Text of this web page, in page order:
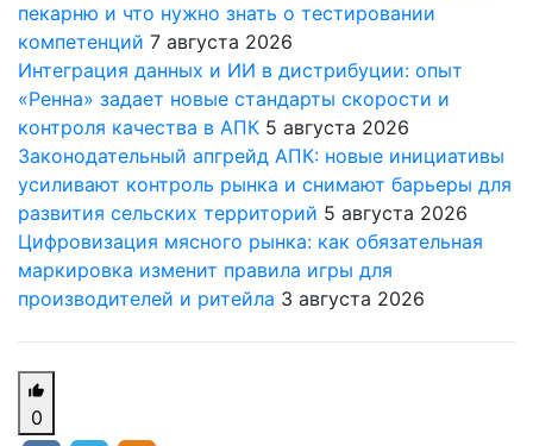
пекарню и что нужно знать о тестировании
компетенций 7 августа 2026
Интеграция данных и ИИ в дистрибуции: опыт
«Ренна» задает новые стандарты скорости и
контроля качества в АПК 5 августа 2026
Законодательный апгрейд АПК: новые инициативы
усиливают контроль рынка и снимают барьеры для
развития сельских территорий 5 августа 2026
Цифровизация мясного рынка: как обязательная
маркировка изменит правила игры для
производителей и ритейла 3 августа 2026
0